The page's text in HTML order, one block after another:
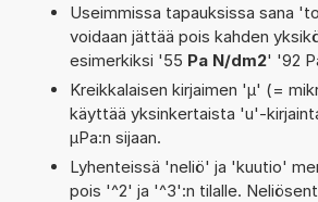
Useimmissa tapauksissa sana
voidaan jättää pois kahden
esimerkiksi '55 Pa N/dm2' '92
Kreikkalaisen kirjaimen 'µ' (=
käyttää yksinkertaista 'u'-
µPa:n sijaan.
Lyhenteissä 'neliö' ja 'kuutio'
pois '^2' ja '^3':n tilalle.